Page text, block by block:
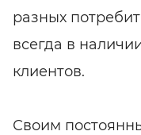
разных
всегда в
клиентов.
Своим